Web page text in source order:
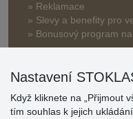
» Reklamace
» Slevy a benefity pro
» Bonusový program
Nastavení
Když kliknete na „Přijmout
tím souhlas k jejich